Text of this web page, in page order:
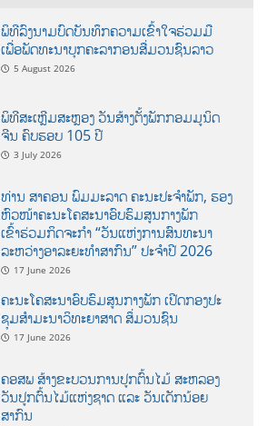
ພິທີລົງນາມບົດບັນທຶກຄວາມເຂົ້າໃຈຮ່ວມມື
ເພື່ອພັດທະນາບຸກຄະລາກອນສື່ມວນຊົນລາວ
5 August 2026
ພິທີສະເຫຼີມສະຫຼອງ ວັນສ້າງຕັ້ງພັກກອມມູນິດ
ຈີນ ຄົບຮອບ 105 ປີ
3 July 2026
ທ່ານ ສາຄອນ ພົມມະລາດ ຄະນະປະຈໍາພັກ, ຮອງ
ຫົວໜ້າຄະນະໂຄສະນາອົບຮົມສູນກາງພັກ
ເຂົ້າຮ່ວມກິດຈະກຳ “ວັນແຫ່ງການສົນທະນາ
ລະຫວ່າງອາລະຍະທຳສາກົນ” ປະຈຳປີ 2026
17 June 2026
ຄະນະໂຄສະນາອົບຮົມສູນກາງພັກ ເປີດກອງປະ
ຊຸມສຳມະນາວິທະຍາສາດ ສຶ່ມວນຊົນ
17 June 2026
ຄອສພ ສ້າງຂະບວນການປູກຕົ້ນໄມ້ ສະຫລອງ
ວັນປູກຕົ້ນໄມ້ແຫ່ງຊາດ ແລະ ວັນເດັກນ້ອຍ
ສາກົນ